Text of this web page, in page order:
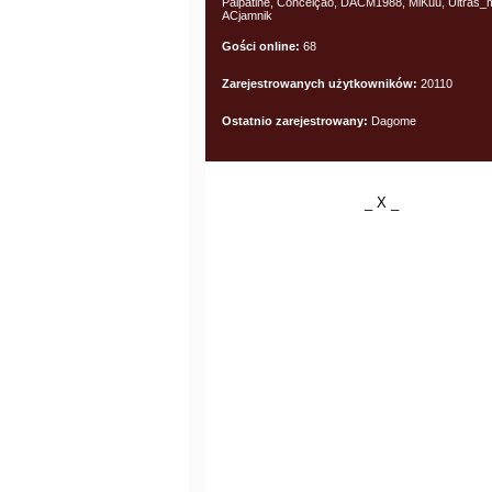
ACjamnik
Gości online: 68
Zarejestrowanych użytkowników: 20110
Ostatnio zarejestrowany: Dagome
_ X _